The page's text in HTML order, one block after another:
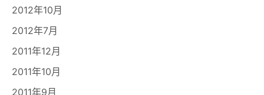
2012年10月
2012年7月
2011年12月
2011年10月
2011年9月